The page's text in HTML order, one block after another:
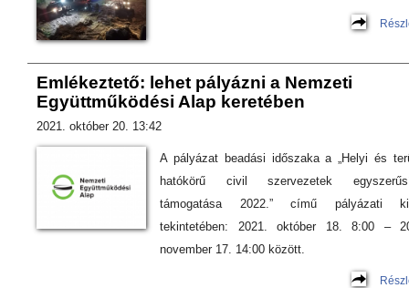
Emlékeztető: lehet pályázni a Nemzeti
Együttműködési Alap keretében
2021. október 20. 13:42
A pályázat beadási időszaka a „Helyi és
hatókörű civil szervezetek
támogatása 2022.” című pályázati
tekintetében: 2021. október 18. 8:00 –
november 17. 14:00 között.